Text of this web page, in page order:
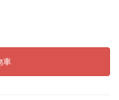
車